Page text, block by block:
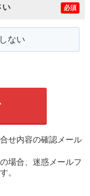
い 必須
ない
せ内容の確認メール
場合、迷惑メールフ
。